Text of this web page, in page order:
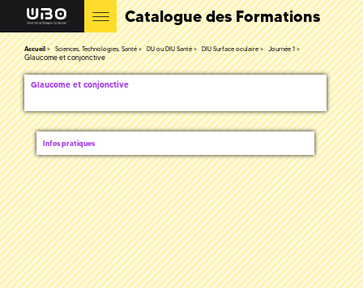
Catalogue des Formations
Accueil Sciences, Technologies, Santé DU ou DIU Santé DIU Surface oculaire Journée 1
Glaucome et conjonctive
Glaucome et conjonctive
Infos pratiques